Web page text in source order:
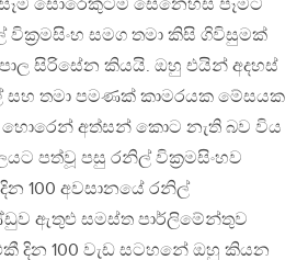
සෑම සොරෙකුටම සෙනෙහස පෑමට
සමග තමා කිසි ගිවිසුමක්
සිරිසේන කියයි. ඔහු එයින් අදහස්
සහ තමා පමණක් කාමරයක මේසයක
හොරෙන් අත්සන් කොට නැති බව විය
පත්වූ පසු රනිල් වික‍්‍රමසිංහව
100 අවසානයේ රනිල්
ඇතුළු සමස්ත පාර්ලිමේන්තුව
දින 100 වැඩ සටහනේ ඔහු කියන